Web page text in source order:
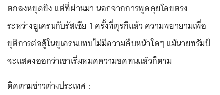
ตกลงหยุดยิง แต่ที่ผ่านมา นอกจากการพูดคุยโดยตรง
ระหว่างยูเครนกับรัสเซีย 1 ครั้งที่ตุรกีแล้ว ความพยายามเพื่อ
ยุติการต่อสู้ในยูเครนแทบไม่มีความคืบหน้าใดๆ แม้นายทรัมป์
จะแสดงออกว่าเขาเริ่มหมดความอดทนแล้วก็ตาม
ติดตามข่าวต่างประเทศ :